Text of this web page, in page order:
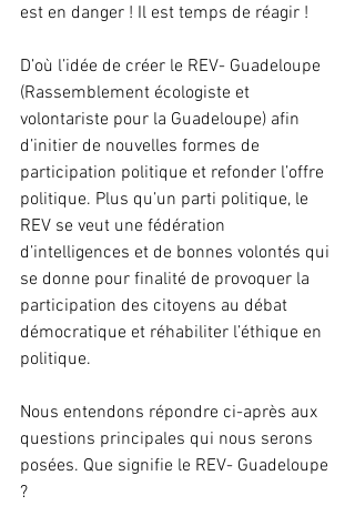
est en danger ! Il est temps de réagir !
D’où l’idée de créer le REV- Guadeloupe
(Rassemblement écologiste et
volontariste pour la Guadeloupe) afin
d’initier de nouvelles formes de
participation politique et refonder l’offre
politique. Plus qu’un parti politique, le
REV se veut une fédération
d’intelligences et de bonnes volontés qui
se donne pour finalité de provoquer la
participation des citoyens au débat
démocratique et réhabiliter l’éthique en
politique.
Nous entendons répondre ci-après aux
questions principales qui nous serons
posées. Que signifie le REV- Guadeloupe
?